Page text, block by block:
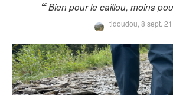
Bien pour le caillou, moins
tidoudou, 8 sept. 21